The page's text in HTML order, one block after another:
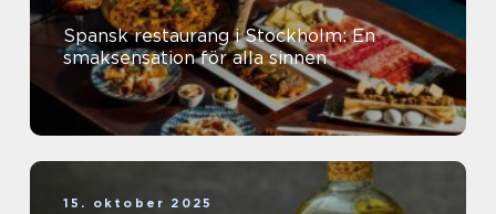
Spansk restaurang i Stockholm: En
smaksensation för alla sinnen
15. oktober 2025